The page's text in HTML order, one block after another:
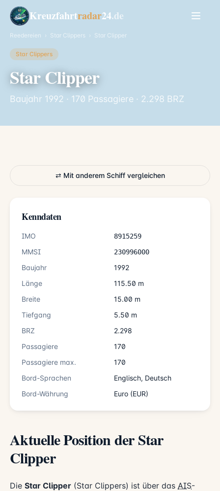
Kreuzfahrtradar24.de
Reedereien › Star Clippers › Star Clipper
Star Clippers
Star Clipper
Baujahr 1992 · 170 Passagiere · 2.298 BRZ
⇄ Mit anderem Schiff vergleichen
Kenndaten
IMO 8915259
MMSI 230996000
Baujahr
1992
Länge
115.50 m
Breite
15.00 m
Tiefgang
5.50 m
BRZ
2.298
Passagiere
170
Passagiere max.
170
Bord-Sprachen
Englisch, Deutsch
Bord-Währung
Euro (EUR)
Aktuelle Position der Star
Clipper
Die Star Clipper (Star Clippers) ist über das AIS-